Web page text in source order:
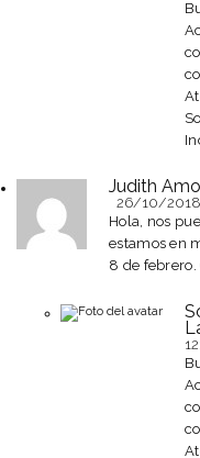
Judith
26/10/2018
Hola, nos
estamos en
8 de febrero.